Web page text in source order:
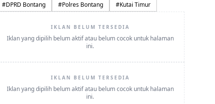
#DPRD Bontang #Polres Bontang #Kutai Timur
IKLAN BELUM TERSEDIA
Iklan yang dipilih belum aktif atau belum cocok untuk halaman
ini.
IKLAN BELUM TERSEDIA
Iklan yang dipilih belum aktif atau belum cocok untuk halaman
ini.